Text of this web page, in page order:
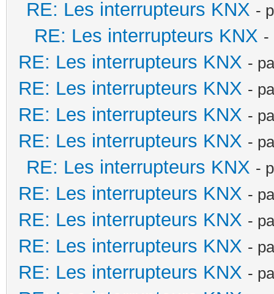
RE: Les interrupteurs KNX -
RE: Les interrupteurs KNX -
RE: Les interrupteurs KNX -
RE: Les interrupteurs KNX -
RE: Les interrupteurs KNX -
RE: Les interrupteurs KNX -
RE: Les interrupteurs KNX -
RE: Les interrupteurs KNX -
RE: Les interrupteurs KNX -
RE: Les interrupteurs KNX -
RE: Les interrupteurs KNX -